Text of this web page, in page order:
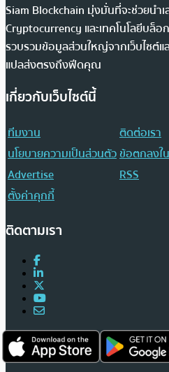
Siam Blockchain มุ่งมั่นที่จะช่วยนำ
Cryptocurrency และเทคโนโลยีบล็อ
รวบรวมข้อมูลส่วนใหญ่จากเว็บไซต์แ
แปลส่งตรงถึงฟีดคุณ
เกี่ยวกับเว็บไซต์นี้
ทีมงาน
ติดต่อเรา
นโยบายความเป็นส่วนตัวข้อตกลงใ
Advertise
RSS
ตั้งค่าคุกกี้
ติดตามเรา